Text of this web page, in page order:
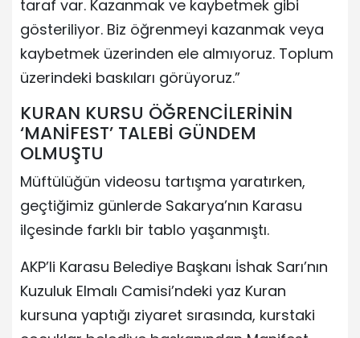
taraf var. Kazanmak ve kaybetmek gibi
gösteriliyor. Biz öğrenmeyi kazanmak veya
kaybetmek üzerinden ele almıyoruz. Toplum
üzerindeki baskıları görüyoruz.”
KURAN KURSU ÖĞRENCİLERİNİN
‘MANİFEST’ TALEBİ GÜNDEM
OLMUŞTU
Müftülüğün videosu tartışma yaratırken,
geçtiğimiz günlerde Sakarya’nın Karasu
ilçesinde farklı bir tablo yaşanmıştı.
AKP’li Karasu Belediye Başkanı İshak Sarı’nın
Kuzuluk Elmalı Camisi’ndeki yaz Kuran
kursuna yaptığı ziyaret sırasında, kurstaki